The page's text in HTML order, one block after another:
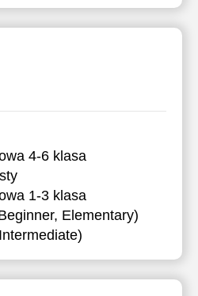
4-6 klasa
1-3 klasa
Elementary)